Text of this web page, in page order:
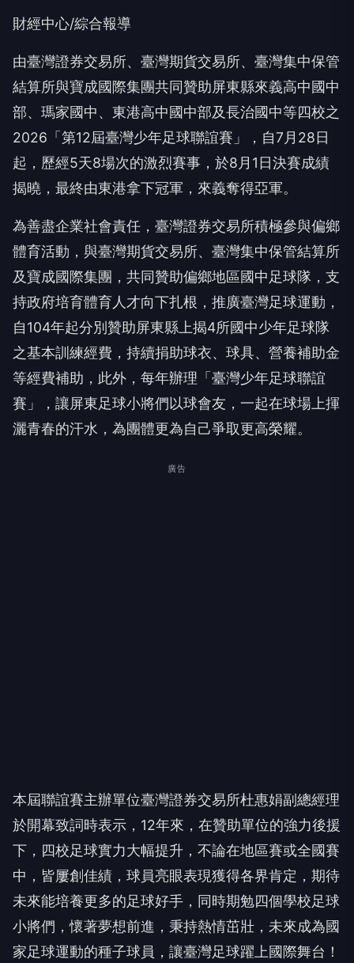
財經中心/綜合報導
由臺灣證券交易所、臺灣期貨交易所、臺灣集中保管
結算所與寶成國際集團共同贊助屏東縣來義高中國中
部、瑪家國中、東港高中國中部及長治國中等四校之
2026「第12屆臺灣少年足球聯誼賽」，自7月28日
起，歷經5天8場次的激烈賽事，於8月1日決賽成績
揭曉，最終由東港拿下冠軍，來義奪得亞軍。
為善盡企業社會責任，臺灣證券交易所積極參與偏鄉
體育活動，與臺灣期貨交易所、臺灣集中保管結算所
及寶成國際集團，共同贊助偏鄉地區國中足球隊，支
持政府培育體育人才向下扎根，推廣臺灣足球運動，
自104年起分別贊助屏東縣上揭4所國中少年足球隊
之基本訓練經費，持續捐助球衣、球具、營養補助金
等經費補助，此外，每年辦理「臺灣少年足球聯誼
賽」，讓屏東足球小將們以球會友，一起在球場上揮
灑青春的汗水，為團體更為自己爭取更高榮耀。
廣告
本屆聯誼賽主辦單位臺灣證券交易所杜惠娟副總經理
於開幕致詞時表示，12年來，在贊助單位的強力後援
下，四校足球實力大幅提升，不論在地區賽或全國賽
中，皆屢創佳績，球員亮眼表現獲得各界肯定，期待
未來能培養更多的足球好手，同時期勉四個學校足球
小將們，懷著夢想前進，秉持熱情茁壯，未來成為國
家足球運動的種子球員，讓臺灣足球躍上國際舞台！